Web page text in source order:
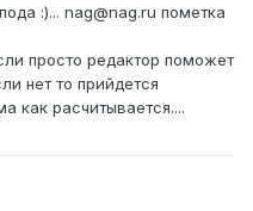
:)... nag@nag.ru пометка
просто редактор поможет
нет то прийдется
как расчитывается....